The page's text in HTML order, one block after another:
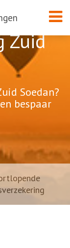
Zuid
Soedan?
bespaar